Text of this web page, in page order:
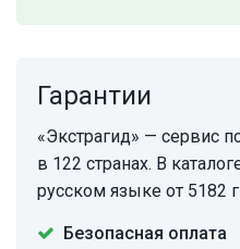
Гарантии
«Экстрагид» — сервис
в 122 странах. В
русском языке от 5182
Безопасная оплата